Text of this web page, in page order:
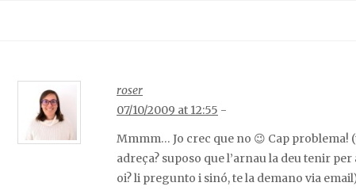
roser
07/10/2009 at 12:55 -
Mmmm… Jo crec que no 😉 Cap problema!
adreça? suposo que l’arnau la deu tenir
oi? li pregunto i sinó, te la demano via